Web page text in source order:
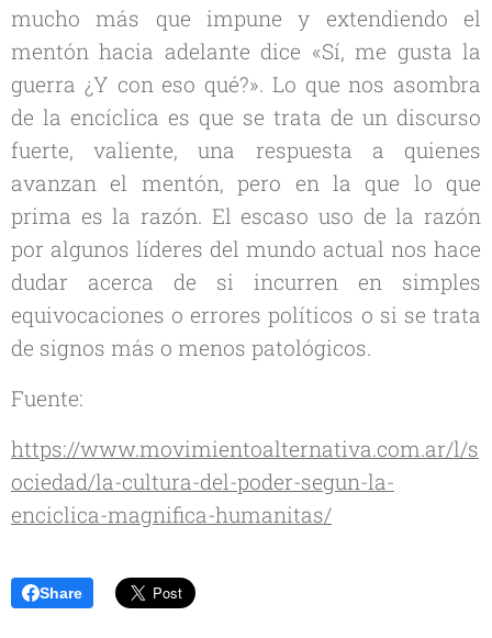
mucho más que impune y extendiendo el
mentón hacia adelante dice «Sí, me gusta la
guerra ¿Y con eso qué?». Lo que nos asombra
de la encíclica es que se trata de un discurso
fuerte, valiente, una respuesta a quienes
avanzan el mentón, pero en la que lo que
prima es la razón. El escaso uso de la razón
por algunos líderes del mundo actual nos hace
dudar acerca de si incurren en simples
equivocaciones o errores políticos o si se trata
de signos más o menos patológicos.
Fuente:
https://www.movimientoalternativa.com.ar/l/s
ociedad/la-cultura-del-poder-segun-la-
enciclica-magnifica-humanitas/
Share